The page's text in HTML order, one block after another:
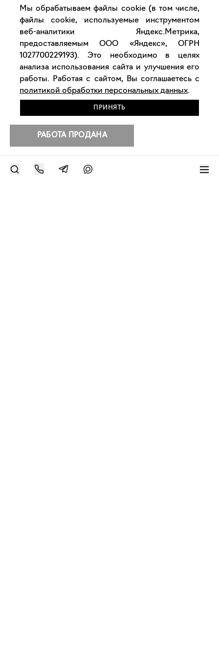
РАБОТА ПРОДАНА
Другие работы художника
Мы обрабатываем файлы cookie (в том числе,
файлы cookie, используемые инструментом
веб-аналитики Яндекс.Метрика,
предоставляемым ООО «Яндекс», ОГРН
1027700229193). Это необходимо в целях
анализа использования сайта и улучшения его
работы. Работая с сайтом, Вы соглашаетесь с
политикой обработки персональных данных.
ПРИНЯТЬ